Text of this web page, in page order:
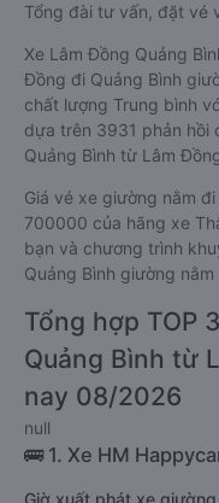
Tổng đài tư vấn, đặt vé
Xe Lâm Đồng Quảng
Đồng đi Quảng Bình
chất lượng Trung bình
dựa trên 3931 phản hồi
Quảng Bình từ Lâm
Giá vé xe giường nằm
700000 của hãng xe
bạn và chương trình
Quảng Bình giường
Tổng hợp TOP
Quảng Bình từ
nay 08/2026
null
🚌 1. Xe HM
Giờ xuất phát xe